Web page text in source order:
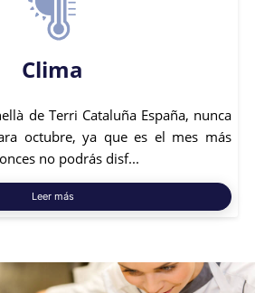
Clima
de Terri Cataluña España, nunca
octubre, ya que es el mes más
no podrás disf...
Leer más